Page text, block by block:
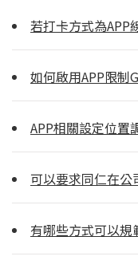
若打卡方式為APP
如何啟用APP限制
APP相關設定位置
可以要求同仁在公
有哪些方式可以規